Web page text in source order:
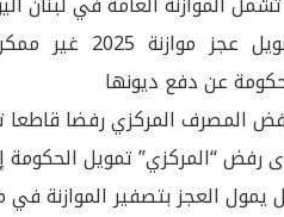
تمويل عجز
عن دفع ديونها
المصرف المركزي رفضا قاطعا
رفض “المركزي” تمويل
يمول العجز بتصفير الموازنة